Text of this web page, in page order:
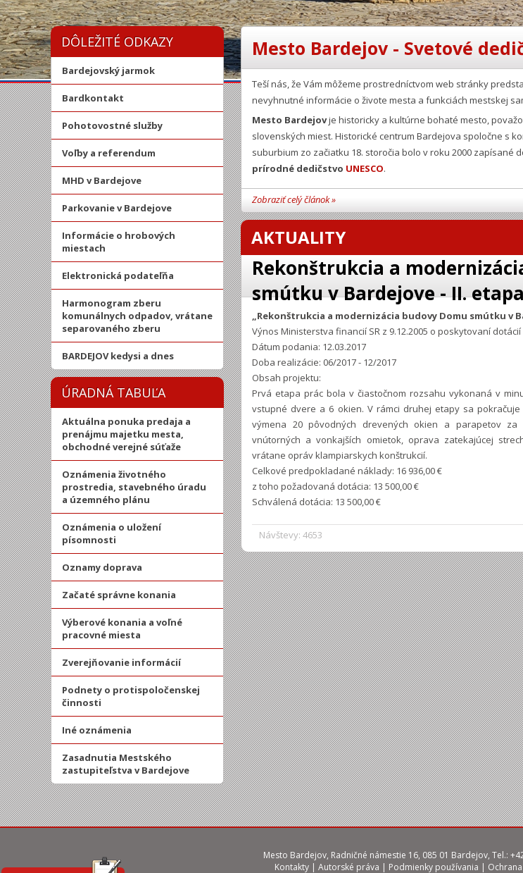
DÔLEŽITÉ ODKAZY
Bardejovský jarmok
Bardkontakt
Pohotovostné služby
Voľby a referendum
MHD v Bardejove
Parkovanie v Bardejove
Informácie o hrobových
miestach
Elektronická podateľňa
Harmonogram zberu
komunálnych odpadov, vrátane
separovaného zberu
BARDEJOV kedysi a dnes
ÚRADNÁ TABUĽA
Aktuálna ponuka predaja a
prenájmu majetku mesta,
obchodné verejné súťaže
Oznámenia životného
prostredia, stavebného úradu
a územného plánu
Oznámenia o uložení
písomnosti
Oznamy doprava
Začaté správne konania
Výberové konania a voľné
pracovné miesta
Zverejňovanie informácií
Podnety o protispoločenskej
činnosti
Iné oznámenia
Zasadnutia Mestského
zastupiteľstva v Bardejove
Mesto Bardejov - Svetové
Teší nás, že Vám môžeme prostredníctvom web stránky
nevyhnutné informácie o živote mesta a funkciách mestskej
Mesto Bardejovje historicky a kultúrne bohaté mesto,
slovenských miest. Historické centrum Bardejova spoločne s
suburbium zo začiatku 18. storočia bolo v roku 2000 zapísané
prírodné dedičstvo UNESCO.
Zobraziť celý článok »
AKTUALITY
Rekonštrukcia a
smútku v Bardejove - II.
Návštevy: 4653
„Rekonštrukcia a modernizácia budovy Domu smútku v
Výnos Ministerstva financií SR z 9.12.2005 o poskytovaní dotácií
Dátum podania: 12.03.2017
Doba realizácie: 06/2017 - 12/2017
Obsah projektu:
Prvá etapa prác bola v čiastočnom rozsahu vykonaná v
vstupné dvere a 6 okien. V rámci druhej etapy sa
výmena 20 pôvodných drevených okien a parapetov
vnútorných a vonkajších omietok, oprava zatekajúcej
vrátane opráv klampiarskych konštrukcií.
Celkové predpokladané náklady: 16 936,00 €
z toho požadovaná dotácia: 13 500,00 €
Schválená dotácia: 13 500,00 €
Mesto Bardejov, Radničné námestie 16, 085 01 Bardejov, Tel.:
Kontakty | Autorské práva | Podmienky používania |